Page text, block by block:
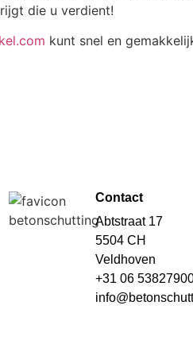
die u verdient!
kunt snel en
Contact
Abtstraat 17
5504 CH
Veldhoven
+31 06